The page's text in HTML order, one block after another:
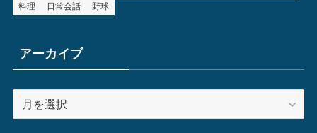
料理
日常会話 野球
アーカイブ
ー